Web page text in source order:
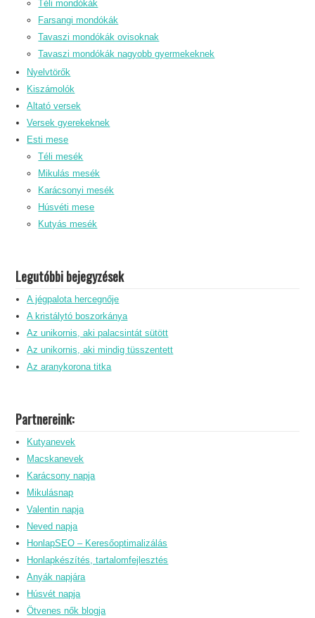
Téli mondókák
Farsangi mondókák
Tavaszi mondókák ovisoknak
Tavaszi mondókák nagyobb gyermekeknek
Nyelvtörők
Kiszámolók
Altató versek
Versek gyerekeknek
Esti mese
Téli mesék
Mikulás mesék
Karácsonyi mesék
Húsvéti mese
Kutyás mesék
Legutóbbi bejegyzések
A jégpalota hercegnője
A kristálytó boszorkánya
Az unikornis, aki palacsintát sütött
Az unikornis, aki mindig tüsszentett
Az aranykorona titka
Partnereink:
Kutyanevek
Macskanevek
Karácsony napja
Mikulásnap
Valentin napja
Neved napja
HonlapSEO – Keresőoptimalizálás
Honlapkészítés, tartalomfejlesztés
Anyák napjára
Húsvét napja
Ötvenes nők blogja